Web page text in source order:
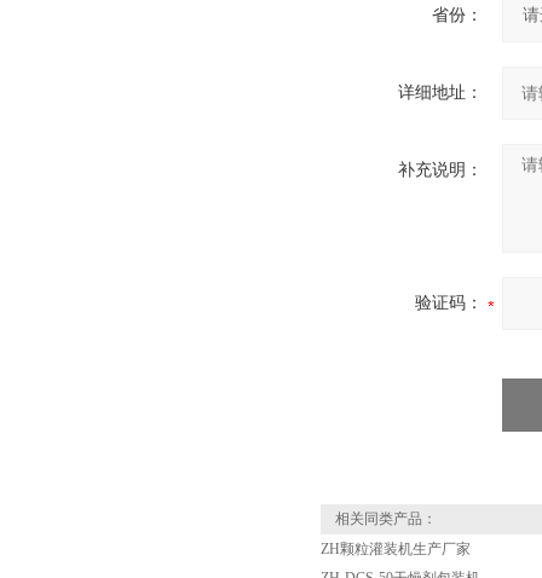
省份：
详细地址：
补充说明：
验证码：
相关同类产品：
ZH颗粒灌装机生产厂家